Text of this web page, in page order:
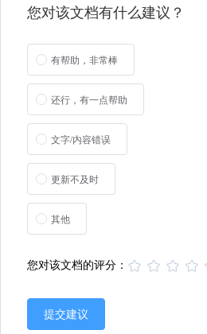
您对该文档有什么建议？
有帮助，非常棒
还行，有一点帮助
文字/内容错误
更新不及时
其他
您对该文档的评分：
提交建议